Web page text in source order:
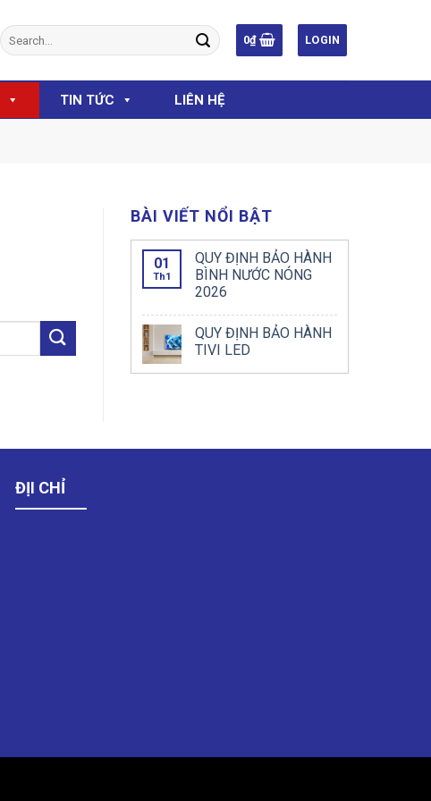
Search
for:
0₫ LOGIN
TIN TỨC LIÊN HỆ
BÀI VIẾT NỔI BẬT
01
Th1
QUY ĐỊNH BẢO HÀNH
BÌNH NƯỚC NÓNG
2026
QUY ĐỊNH BẢO HÀNH
TIVI LED
ĐỊI CHỈ